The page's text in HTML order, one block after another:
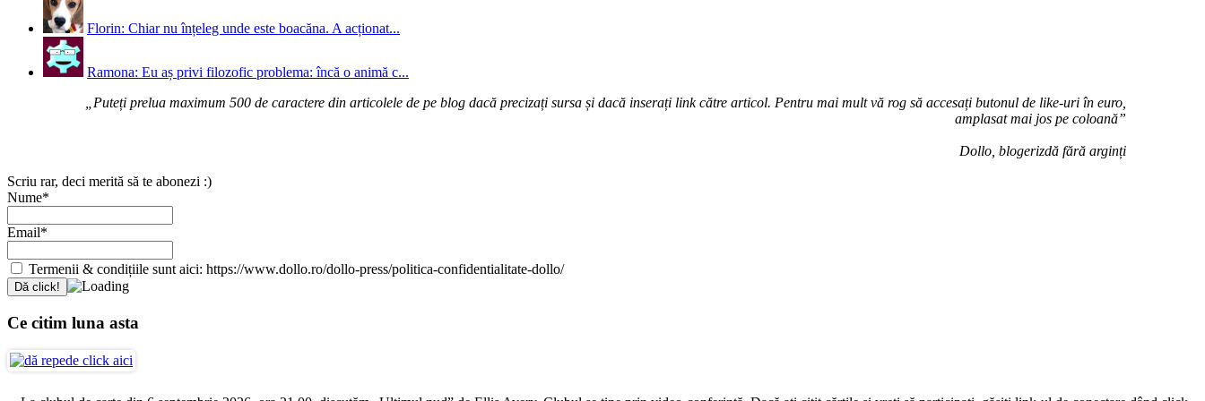
Florin: Chiar nu înțeleg unde este boacăna. A acționat...
Ramona: Eu aș privi filozofic problema: încă o animă c...
„Puteți prelua maximum 500 de caractere din articolele de pe blog dacă precizați sursa și dacă inserați link către articol. Pentru mai mult vă rog să accesați butonul de like-uri în euro,
amplasat mai jos pe coloană”
Dollo, blogerizdă fără arginți
Scriu rar, deci merită să te abonezi :)
Nume*
Email*
Termenii & condițiile sunt aici: https://www.dollo.ro/dollo-press/politica-confidentialitate-dollo/
Ce citim luna asta